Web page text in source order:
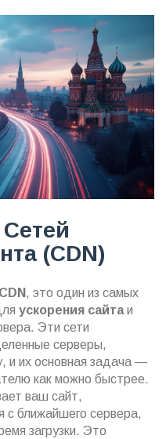
(CDN)
CDN , это один из самых
ускорения сайтаи
Эти сети
серверы,
и их основная задача —
как можно быстрее.
ваш сайт,
с ближайшего сервера,
загрузки. Это